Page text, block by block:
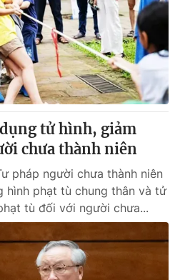
tử hình, giảm
chưa thành niên
pháp người chưa thành niên
hình phạt tù chung thân và tử
tù đối với người chưa...